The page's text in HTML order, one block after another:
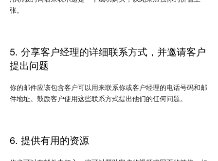
张。
5. 分享客户经理的详细联系方式，并邀请客户
提出问题
你的邮件应该包含客户可以用来联系你或客户经理的电话号码和邮
件地址。鼓励客户使用这些联系方式提出他们的任何问题。
6. 提供有用的资源